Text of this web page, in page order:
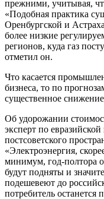
прежними, учитывая,
«Подобная практика
Оренбургской и
более низкие
регионов, куда газ
отметил он.
Что касается
бизнеса, то по
существенное
Об удорожании
эксперт по
постсоветского
«Электроэнергия,
минимум, год-полтора
будут подняты и
подешевеют до
потребитель